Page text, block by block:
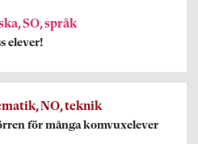
SO, språk
elever!
NO, teknik
för många komvuxelever